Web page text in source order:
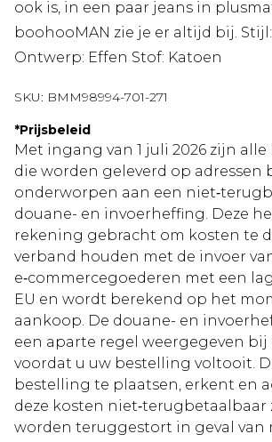
ook is, in een paar jeans in
boohooMAN zie je er altijd bij.
Ontwerp: Effen Stof: Katoen
SKU: BMM98994-701-271
*Prijsbeleid
Met ingang van 1 juli 2026 zijn
die worden geleverd op adressen
onderworpen aan een
douane- en invoerheffing. Deze
rekening gebracht om kosten te
verband houden met de invoer
e‑commercegoederen met een
EU en wordt berekend op het
aankoop. De douane- en
een aparte regel weergegeven
voordat u uw bestelling voltooit.
bestelling te plaatsen, erkent en
deze kosten niet‑terugbetaalbaar
worden teruggestort in geval van